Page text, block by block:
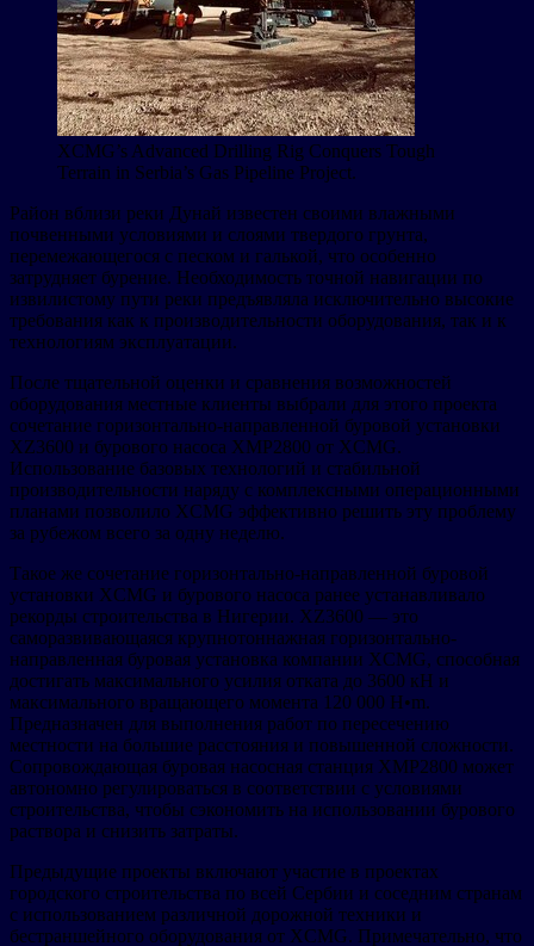
XCMG’s Advanced Drilling Rig Conquers Tough
Terrain in Serbia’s Gas Pipeline Project.
Район вблизи реки Дунай известен своими влажными
почвенными условиями и слоями твердого грунта,
перемежающегося с песком и галькой, что особенно
затрудняет бурение. Необходимость точной навигации по
извилистому пути реки предъявляла исключительно высокие
требования как к производительности оборудования, так и к
технологиям эксплуатации.
После тщательной оценки и сравнения возможностей
оборудования местные клиенты выбрали для этого проекта
сочетание горизонтально-направленной буровой установки
XZ3600 и бурового насоса XMP2800 от XCMG.
Использование базовых технологий и стабильной
производительности наряду с комплексными операционными
планами позволило XCMG эффективно решить эту проблему
за рубежом всего за одну неделю.
Такое же сочетание горизонтально-направленной буровой
установки XCMG и бурового насоса ранее устанавливало
рекорды строительства в Нигерии. XZ3600 — это
саморазвивающаяся крупнотоннажная горизонтально-
направленная буровая установка компании XCMG, способная
достигать максимального усилия отката до 3600 кН и
максимального вращающего момента 120 000 Н•m.
Предназначен для выполнения работ по пересечению
местности на большие расстояния и повышенной сложности.
Сопровождающая буровая насосная станция XMP2800 может
автономно регулироваться в соответствии с условиями
строительства, чтобы сэкономить на использовании бурового
раствора и снизить затраты.
Предыдущие проекты включают участие в проектах
городского строительства по всей Сербии и соседним странам
с использованием различной дорожной техники и
бестраншейного оборудования от XCMG. Примечательно, что